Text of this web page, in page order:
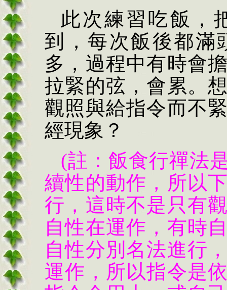
此次練習吃飯，
到，每次飯後都滿
多，過程中有時會
拉緊的弦，會累。
觀照與給指令而不
經現象？
(註：飯食行禪法
續性的動作，所以
行，這時不是只有
自性在運作，有時
自性分別名法進行
運作，所以指令是